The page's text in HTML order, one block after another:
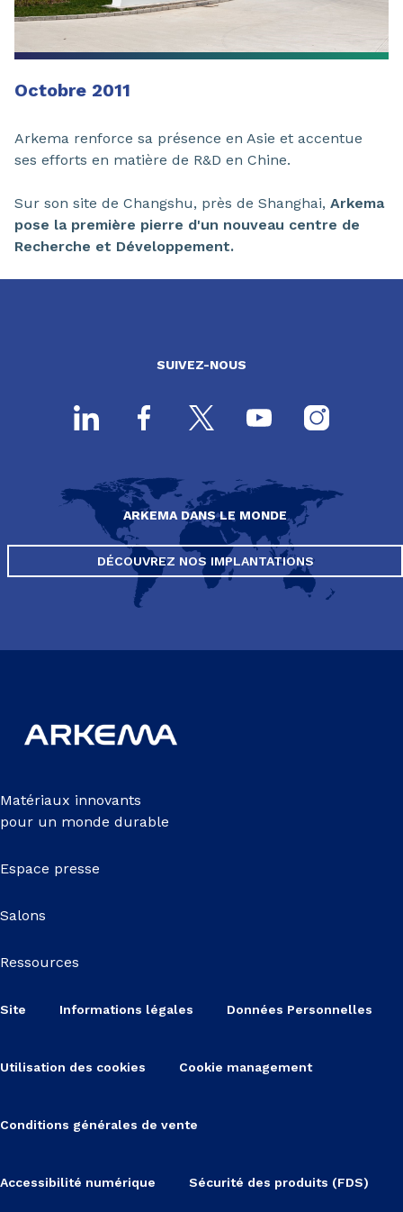
Octobre 2011
Arkema renforce sa présence en Asie et accentue
ses efforts en matière de R&D en Chine.
Sur son site de Changshu, près de Shanghai, Arkema
pose la première pierre d'un nouveau centre de
Recherche et Développement.
SUIVEZ-NOUS
ARKEMA DANS LE MONDE
DÉCOUVREZ NOS IMPLANTATIONS
Matériaux innovants
pour un monde durable
Espace presse
Salons
Ressources
Site Informations légales Données Personnelles
Utilisation des cookies Cookie management
Conditions générales de vente
Accessibilité numérique Sécurité des produits (FDS)